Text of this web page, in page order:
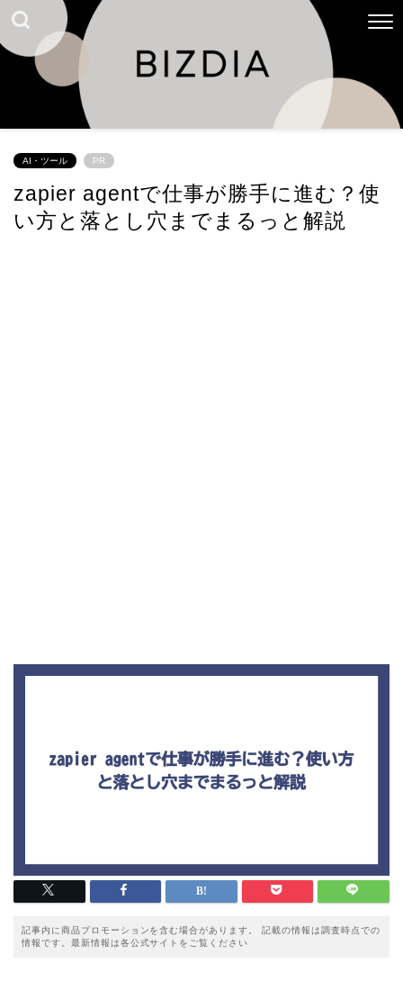
AI・ツール PR
zapier agentで仕事が勝手に進む？使
い方と落とし穴までまるっと解説
記事内に商品プロモーションを含む場合があります。 記載の情報は調査時点での
情報です。最新情報は各公式サイトをご覧ください